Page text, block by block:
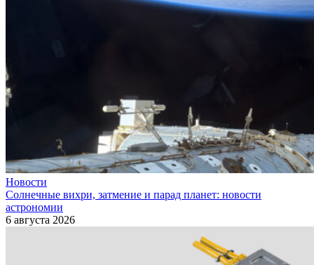
Новости
Солнечные вихри, затмение и парад планет: новости
астрономии
6 августа 2026